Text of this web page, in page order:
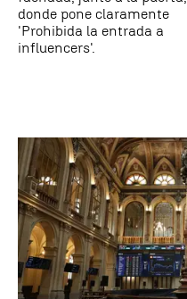
donde pone claramente
'Prohibida la entrada a
influencers'.